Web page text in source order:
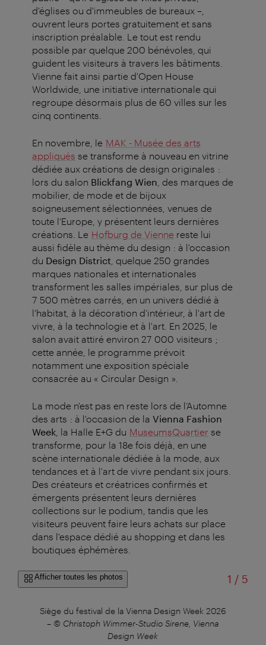
d'églises ou d'immeubles de bureaux –,
ouvrent leurs portes gratuitement et sans
inscription préalable. Le tout est rendu
possible par quelque 200 bénévoles, qui
guident les visiteurs à travers les bâtiments.
Vienne fait ainsi partie d'Open House
Worldwide, une initiative internationale qui
regroupe désormais plus de 60 villes sur les
cinq continents.
En novembre, le MAK - Musée des arts
appliqués se transforme à nouveau en vitrine
dédiée aux créations de design originales :
lors du salon Blickfang Wien , des marques de
mobilier, de mode et de bijoux
soigneusement sélectionnées, venues de
toute l'Europe, y présentent leurs dernières
créations. Le Hofburg de Vienne reste lui
aussi fidèle au thème du design : à l'occasion
du Design District , quelque 250 grandes
marques nationales et internationales
transforment les salles impériales, sur plus de
7 500 mètres carrés, en un univers dédié à
l'habitat, à la décoration d'intérieur, à l'art de
vivre, à la technologie et à l'art. En 2025, le
salon avait attiré environ 27 000 visiteurs ;
cette année, le programme prévoit
notamment une exposition spéciale
consacrée au « Circular Design ».
La mode n'est pas en reste lors de l’Automne
des arts : à l'occasion de la Vienna Fashion
Week , la Halle E+G du MuseumsQuartier se
transforme, pour la 18e fois déjà, en une
scène internationale dédiée à la mode, aux
tendances et à l'art de vivre pendant six jours.
Des créateurs et créatrices confirmés et
émergents présentent leurs dernières
collections sur le podium, tandis que les
visiteurs peuvent faire leurs achats sur place
dans l'espace dédié au shopping et dans les
boutiques éphémères.
Afficher toutes les photos 1 /sur
5
Siège du festival de la Vienna Design Week 2026
– © Christoph Wimmer-Studio Sirene, Vienna
Design Week